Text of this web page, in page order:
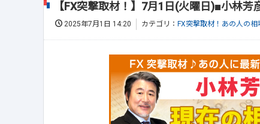
【FX突撃取材！】7月1日(火曜日)■小林
2025年7月1日 14:20 カテゴリ： FX突撃取材！あの人の